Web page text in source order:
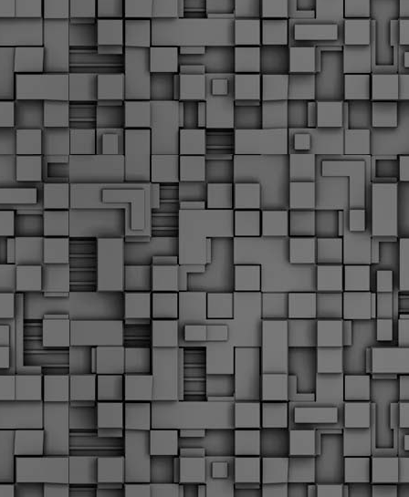
εργασιών από εργολαβικά
συνεργεία και οι οποίες
αφορούσαν εκτέλεση
εργασιών χωρίς νόμιμη
σήμανση και στην απόθεση
υλικών – εργαλείων εκτός του
προβλεπόμενου εργοταξίου.